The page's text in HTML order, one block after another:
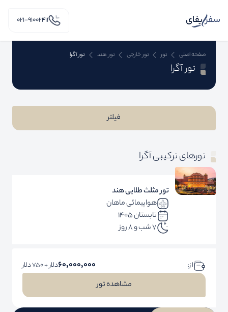
۰۲۱-91002411
صفحه اصلی تور تور خارجی تور هند تور آگرا
تور آگرا
فیلتر
تورهای ترکیبی آگرا
تور مثلث طلایی هند
هواپیمائی ماهان
تابستان 1405
7 شب و 8 روز
ا ز: 60,000,000دلار + 750 دلار
مشاهده تور